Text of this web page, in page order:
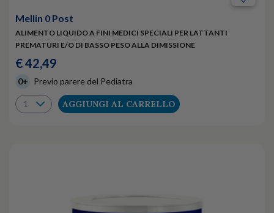
Mellin 0 Post
ALIMENTO LIQUIDO A FINI MEDICI SPECIALI PER LATTANTI
PREMATURI E/O DI BASSO PESO ALLA DIMISSIONE
€ 42,49
0+ Previo parere del Pediatra
AGGIUNGI AL CARRELLO